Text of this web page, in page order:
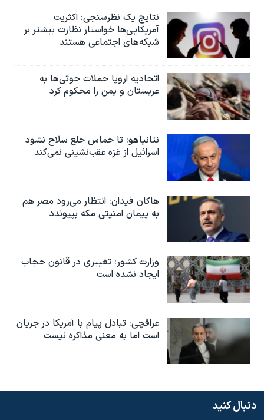
نتایج یک نظرسنجی: اکثریت
آمریکایی‌ها خواستار نظارت بیشتر بر
شبکه‌های اجتماعی هستند
اتحادیه اروپا حملات حوثی‌ها به
عربستان و یمن را محکوم کرد
نتانیاهو: تا حماس خلع سلاح نشود
اسرائیل از غزه عقب‌نشینی نمی‌کند
هاکان فیدان: انتظار می‌رود مصر هم
به پیمان امنیتی مکه بپیوندد
وزارت کشور: تغییری در قانون حجاب
ایجاد نشده است
عراقچی: تبادل پیام با آمریکا در جریان
است اما به معنی مذاکره نیست
دنبال کنید